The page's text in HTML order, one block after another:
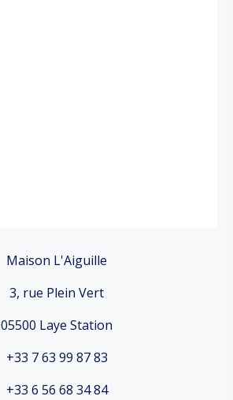
Maison L'Aiguille
3, rue Plein Vert
05500 Laye Station
+33 7 63 99 87 83
+33 6 56 68 34 84